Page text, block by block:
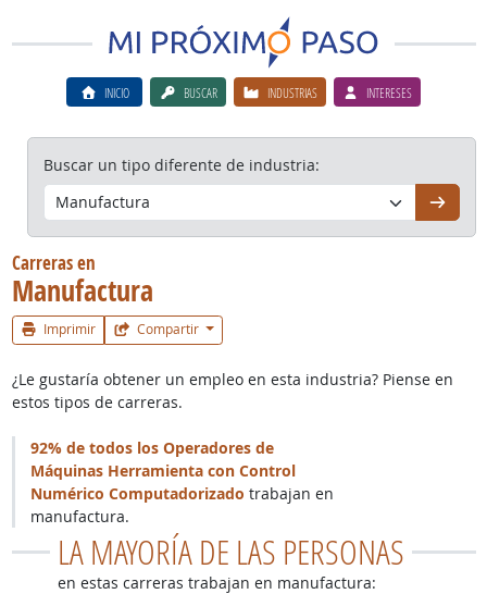
INICIO BUSCAR INDUSTRIAS INTERESES
Buscar un tipo diferente de industria:
Carreras en
Manufactura
Imprimir Compartir
¿Le gustaría obtener un empleo en esta industria? Piense en
estos tipos de carreras.
92% de todos los Operadores de
Máquinas Herramienta con Control
Numérico Computadorizado trabajan en
manufactura.
LA MAYORÍA DE LAS PERSONAS
en estas carreras trabajan en manufactura: